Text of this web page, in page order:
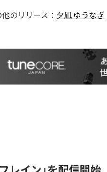
他のリリース： 夕凪 ゆうなぎ